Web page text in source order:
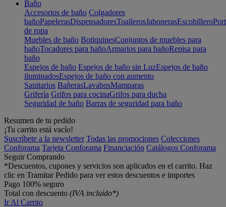
Baño
Accesorios de baño Colgadores
bañoPapelerasDispensadoresToallerosJabonerasEscobillero
de ropa
Muebles de baño BotiquinesConjuntos de muebles para
bañoTocadores para bañoArmarios para bañoRepisa para
baño
Espejos de baño Espejos de baño sin LuzEspejos de baño
iluminadosEspejos de baño con aumento
Sanitarios BañerasLavabosMamparas
Grifería Grifos para cocinaGrifos para ducha
Seguridad de baño Barras de seguridad para baño
Resumen de tu pedido
¡Tu carrito está vacío!
Suscríbete a la newsletter Todas las promociones Colecciones
Conforama Tarjeta Conforama Financiación Catálogos Conforama
Seguir Comprando
*Descuentos, cupones y servicios son aplicados en el carrito. Haz
clic en Tramitar Pedido para ver estos descuentos e importes
Pago 100% seguro
Total con descuento (IVA incluido*)
Ir Al Carrito